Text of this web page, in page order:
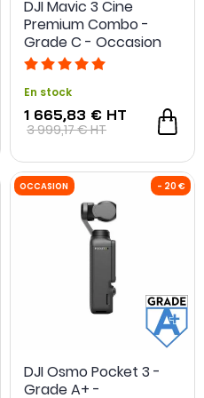
OCCASION
DJI Mavic 3 Cine
Premium Combo -
Grade C - Occasion
En stock
1 665,83 € HT
3 999,17 €HT
DJI Osmo Pocket 3 -
Grade A+ -